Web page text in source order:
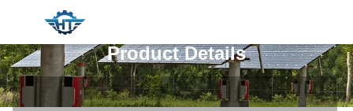
Product Details